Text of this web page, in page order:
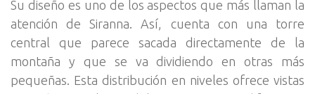
Su diseño es uno de los aspectos que más llaman la
atención de Siranna. Así, cuenta con una torre
central que parece sacada directamente de la
montaña y que se va dividiendo en otras más
pequeñas. Esta distribución en niveles ofrece vistas